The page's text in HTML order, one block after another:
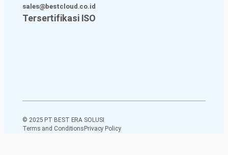
sales@bestcloud.co.id
Tersertifikasi ISO
© 2025 PT BEST ERA SOLUSI
Terms and Conditions Privacy Policy